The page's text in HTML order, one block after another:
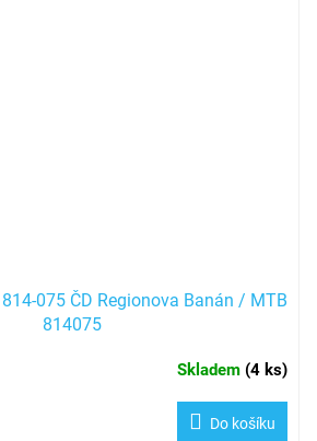
075 ČD Regionova Banán / MTB
814075
Skladem (4 ks)
Do košíku